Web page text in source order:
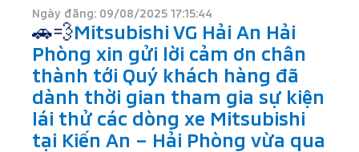
Ngày đăng: 09/08/2025 17:15:44
🚗💨Mitsubishi VG Hải An Hải
Phòng xin gửi lời cảm ơn chân
thành tới Quý khách hàng đã
dành thời gian tham gia sự kiện
lái thử các dòng xe Mitsubishi
tại Kiến An – Hải Phòng vừa qua